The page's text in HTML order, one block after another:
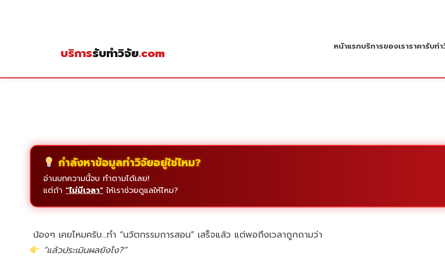
บริการรับทำวิจัย.com หน้าแรกบริการของเราราคารับท
กำลังหาข้อมูลทำวิจัยอยู่ใช่ไหม?
อ่านบทความนี้จบ ทำตามได้เลย!
แต่ถ้า "ไม่มีเวลา" ให้เราช่วยดูแลให้ไหม?
น้องๆ เคยไหมครับ…ทำ “นวัตกรรมการสอน” เสร็จแล้ว แต่พอถึงเวลาถูกถามว่า
“แล้วประเมินผลยังไง?”